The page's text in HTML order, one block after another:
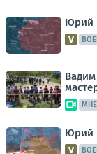
Юрий
Юрий